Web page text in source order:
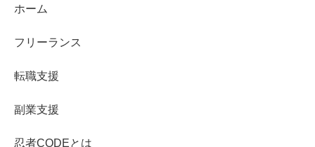
ホーム
フリーランス
転職支援
副業支援
忍者CODEとは